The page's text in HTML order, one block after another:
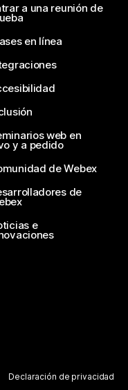
a una reunión de
en línea
web en
y a pedido
de Webex
de
e
Declaración de privacidad